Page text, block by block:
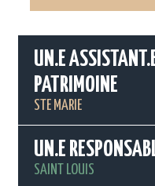
UN.E
PATRIMOINE
STE MARIE
UN.E
SAINT LOUIS